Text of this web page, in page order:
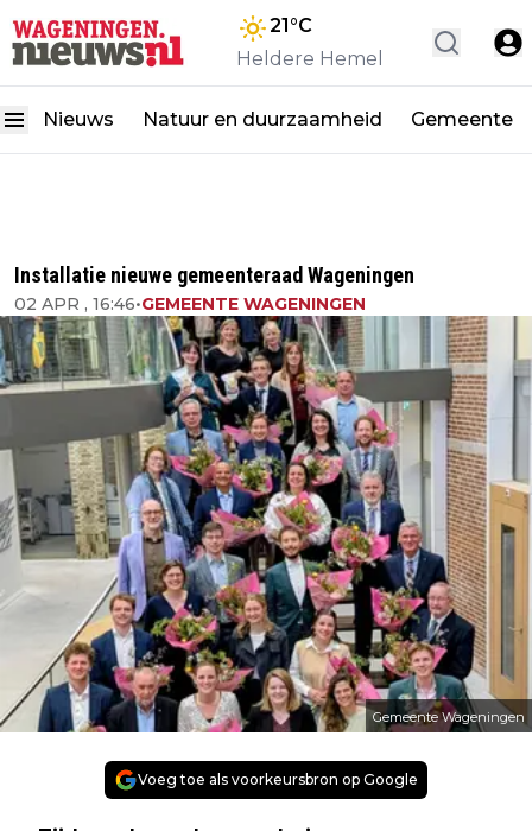
21°C
Heldere Hemel
Nieuws Natuur en duurzaamheid Gemeente
Installatie nieuwe gemeenteraad Wageningen
02 APR , 16:46•GEMEENTE WAGENINGEN
Gemeente Wageningen
Voeg toe als voorkeursbron op Google